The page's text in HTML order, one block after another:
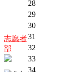
志愿者
部
28
29
30
31
32
33
34